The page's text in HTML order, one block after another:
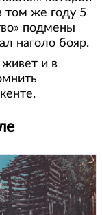
том же году 5
подмены
наголо бояр.
и в